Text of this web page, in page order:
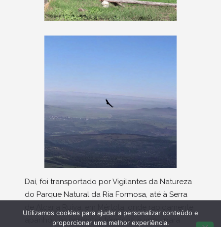
Daí, foi transportado por Vigilantes da Natureza
do Parque Natural da Ria Formosa, até à Serra
apanhou as correntes térmicas, e voou para
Utilizamos cookies para ajudar a personalizar conteúdo e
proporcionar uma melhor experiência.